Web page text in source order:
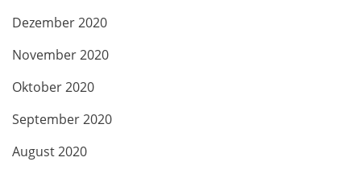
Dezember 2020
November 2020
Oktober 2020
September 2020
August 2020